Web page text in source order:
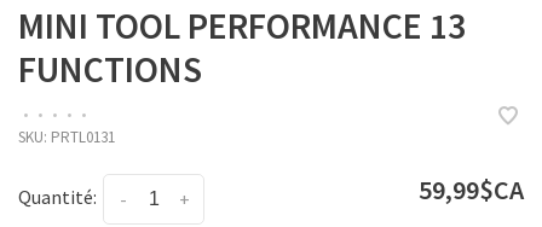
MINI TOOL PERFORMANCE 13
FUNCTIONS
• • • • •
SKU: PRTL0131
Quantité: +
- 59,99$CA